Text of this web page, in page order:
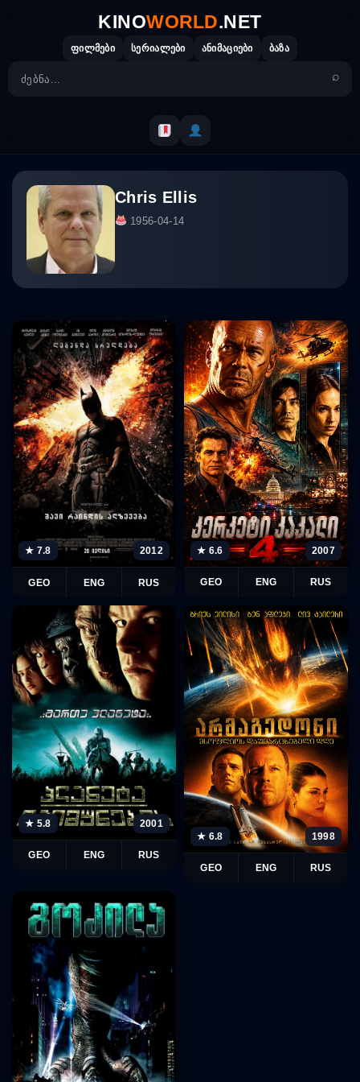
KINOWORLD.NET
ფილმები სერიალები ანიმაციები ბაზა
Chris Ellis
1956-04-14
★ 7.8 2012
GEO ENG RUS
★ 6.6 2007
GEO ENG RUS
★ 5.8 2001
GEO ENG RUS
★ 6.8 1998
GEO ENG RUS